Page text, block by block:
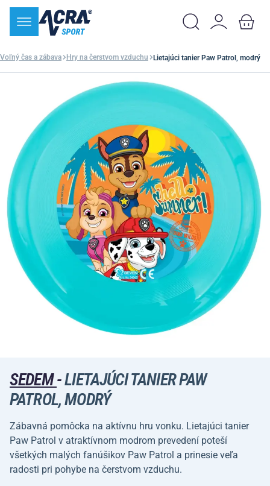
Voľný čas a zábava Hry na čerstvom vzduchu Lietajúci tanier Paw Patrol, modrý
SEDEM-LIETAJÚCI TANIER PAW
PATROL, MODRÝ
Zábavná pomôcka na aktívnu hru vonku. Lietajúci tanier
Paw Patrol v atraktívnom modrom prevedení poteší
všetkých malých fanúšikov Paw Patrol a prinesie veľa
radosti pri pohybe na čerstvom vzduchu.